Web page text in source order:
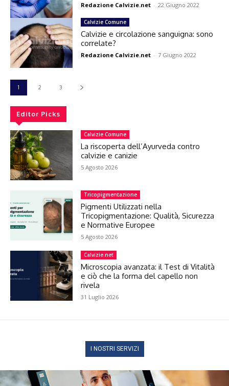
Redazione Calvizie.net - 22 Giugno 2022
Calvizie Comune
Calvizie e circolazione sanguigna: sono
correlate?
Redazione Calvizie.net - 7 Giugno 2022
1 2 3
Editor Picks
Calvizie Comune
La riscoperta dell’Ayurveda contro
calvizie e canizie
5 Agosto 2026
Tricopigmentazione
Pigmenti Utilizzati nella
Tricopigmentazione: Qualità, Sicurezza
e Normative Europee
5 Agosto 2026
Calvizie.net
Microscopia avanzata: il Test di Vitalità
e ciò che la forma del capello non
rivela
31 Luglio 2026
I NOSTRI SERVIZI